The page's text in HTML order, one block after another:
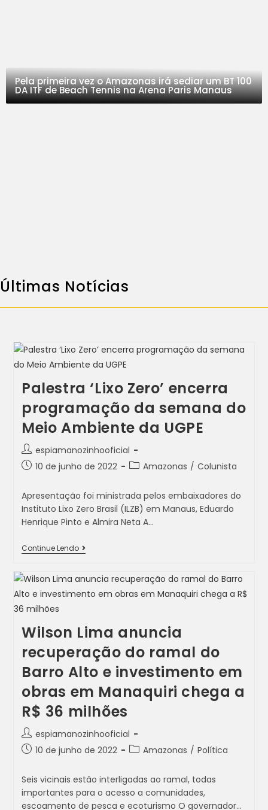
Pela primeira vez o Amazonas irá sediar um BT 100
DA ITF de Beach Tennis na Arena Paris Manaus
Últimas Notícias
Palestra ‘Lixo Zero’ encerra
programação da semana do
Meio Ambiente da UGPE
espiamanozinhooficial
10 de junho de 2022
Amazonas / Colunista
Apresentação foi ministrada pelos embaixadores do
Instituto Lixo Zero Brasil (ILZB) em Manaus, Eduardo
Henrique Pinto e Almira Neta A…
Continue Lendo
Wilson Lima anuncia
recuperação do ramal do
Barro Alto e investimento em
obras em Manaquiri chega a
R$ 36 milhões
espiamanozinhooficial
10 de junho de 2022
Amazonas / Política
Seis vicinais estão interligadas ao ramal, todas
importantes para o acesso a comunidades,
escoamento de pesca e ecoturismo O governador…